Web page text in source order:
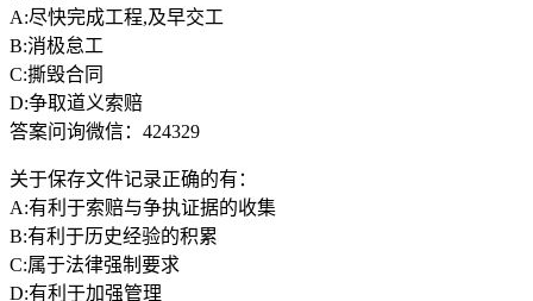
A:尽快完成工程,及早交工
B:消极怠工
C:撕毁合同
D:争取道义索赔
答案问询微信：424329
关于保存文件记录正确的有：
A:有利于索赔与争执证据的收集
B:有利于历史经验的积累
C:属于法律强制要求
D:有利于加强管理